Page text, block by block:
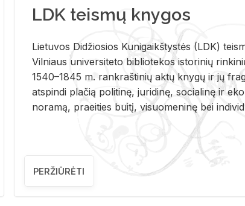
LDK teismų knygos
Lie­tu­vos Di­džio­sios Ku­ni­gaikš­tys­tės (LDK)
Vil­niaus uni­ver­si­te­to bi­b­lio­te­kos is­to­ri­nių
1540–1845 m. rank­raš­ti­nių aktų kny­gų ir jų
at­spin­di pla­čią po­li­ti­nę, ju­ri­di­nę, so­cia­li­nę ir
no­ra­mą, pra­ei­ties bui­tį, vi­suo­me­ni­nę bei
PERŽIŪRĖTI